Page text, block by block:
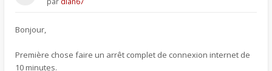
Bonjour,
Première chose faire un arrêt complet de connexion internet de
10 minutes.